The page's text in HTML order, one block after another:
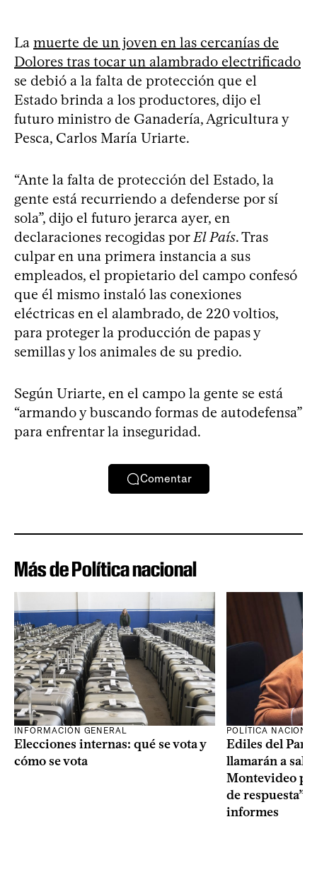
La muerte de un joven en las cercanías de
Dolores tras tocar un alambrado electrificado
se debió a la falta de protección que el
Estado brinda a los productores, dijo el
futuro ministro de Ganadería, Agricultura y
Pesca, Carlos María Uriarte.
“Ante la falta de protección del Estado, la
gente está recurriendo a defenderse por sí
sola”, dijo el futuro jerarca ayer, en
declaraciones recogidas por El País. Tras
culpar en una primera instancia a sus
empleados, el propietario del campo confesó
que él mismo instaló las conexiones
eléctricas en el alambrado, de 220 voltios,
para proteger la producción de papas y
semillas y los animales de su predio.
Según Uriarte, en el campo la gente se está
“armando y buscando formas de autodefensa”
para enfrentar la inseguridad.
Comentar
Más de Política nacional
INFORMACIÓN GENERAL
Elecciones internas: qué se vota y
cómo se vota
POLÍTICA
Ediles del
llamarán a sala
Montevideo
de respuesta”
informes